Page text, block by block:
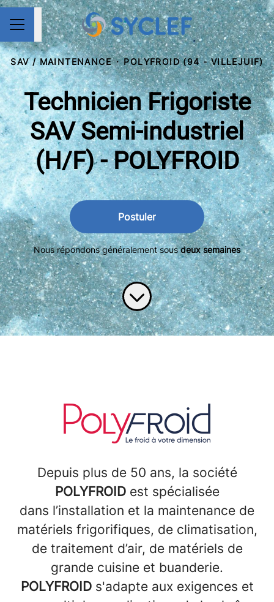
MENU CARRIÈRE
Partager la page
SAV / MAINTENANCE · POLYFROID (94 - VILLEJUIF)
Technicien Frigoriste
SAV Semi-industriel
(H/F) - POLYFROID
Postuler
Nous répondons généralement sousdeux semaines
Depuis plus de 50 ans, la société
POLYFROID est spécialisée
dans l’installation et la maintenance de
matériels frigorifiques, de climatisation,
de traitement d’air, de matériels de
grande cuisine et buanderie.
POLYFROIDs'adapte aux exigences et